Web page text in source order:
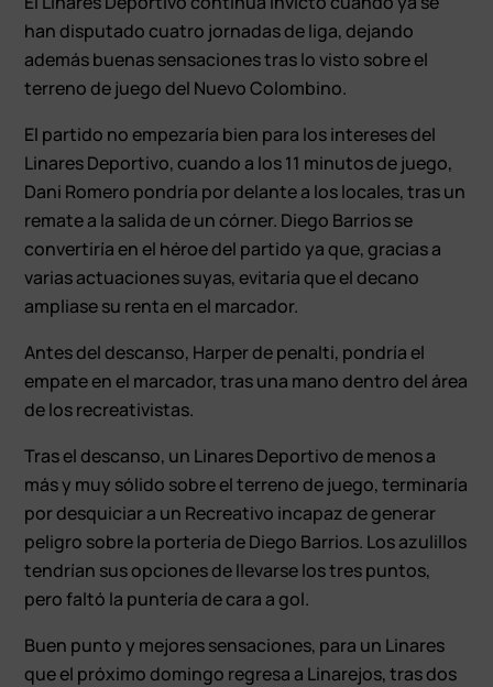
han disputado cuatro jornadas de liga, dejando
además buenas sensaciones tras lo visto sobre el
terreno de juego del Nuevo Colombino.
El partido no empezaría bien para los intereses del
Linares Deportivo, cuando a los 11 minutos de juego,
Dani Romero pondría por delante a los locales, tras un
remate a la salida de un córner. Diego Barrios se
convertiría en el héroe del partido ya que, gracias a
varias actuaciones suyas, evitaría que el decano
ampliase su renta en el marcador.
Antes del descanso, Harper de penalti, pondría el
empate en el marcador, tras una mano dentro del área
de los recreativistas.
Tras el descanso, un Linares Deportivo de menos a
más y muy sólido sobre el terreno de juego, terminaría
por desquiciar a un Recreativo incapaz de generar
peligro sobre la portería de Diego Barrios. Los azulillos
tendrían sus opciones de llevarse los tres puntos,
pero faltó la puntería de cara a gol.
Buen punto y mejores sensaciones, para un Linares
que el próximo domingo regresa a Linarejos, tras dos